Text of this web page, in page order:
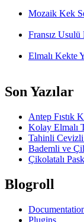
Mozaik Kek
Fransız Usulü
Elmalı Kekte
Son Yazılar
Antep Fıstık
Kolay Elmalı
Tahinli
Bademli ve
Çikolatalı
Blogroll
Plugins